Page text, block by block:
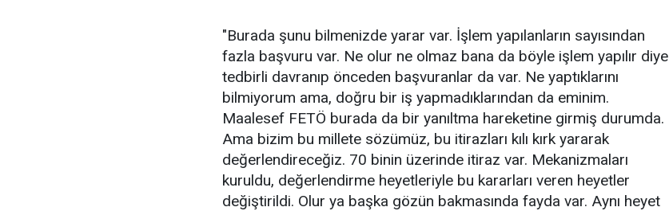
"Burada şunu bilmenizde yarar var. İşlem yapılanların sayısından
fazla başvuru var. Ne olur ne olmaz bana da böyle işlem yapılır diye
tedbirli davranıp önceden başvuranlar da var. Ne yaptıklarını
bilmiyorum ama, doğru bir iş yapmadıklarından da eminim.
Maalesef FETÖ burada da bir yanıltma hareketine girmiş durumda.
Ama bizim bu millete sözümüz, bu itirazları kılı kırk yararak
değerlendireceğiz. 70 binin üzerinde itiraz var. Mekanizmaları
kuruldu, değerlendirme heyetleriyle bu kararları veren heyetler
değiştirildi. Olur ya başka gözün bakmasında fayda var. Aynı heyet